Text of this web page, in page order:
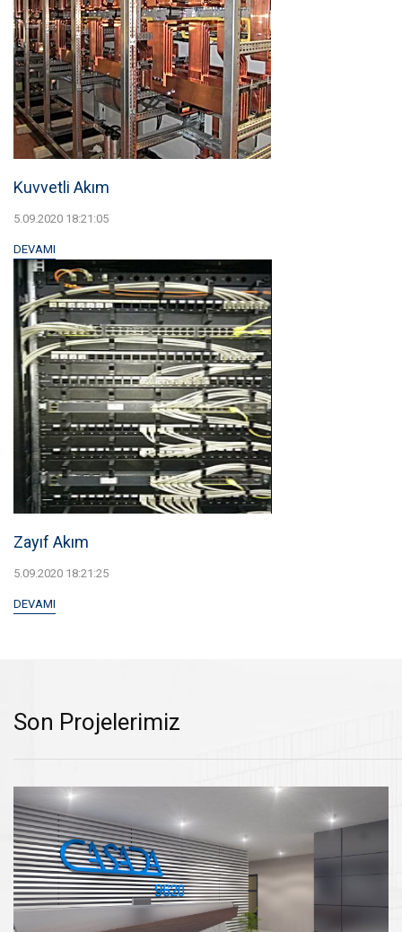
Kuvvetli Akım
5.09.2020 18:21:05
DEVAMI
Zayıf Akım
5.09.2020 18:21:25
DEVAMI
Son Projelerimiz